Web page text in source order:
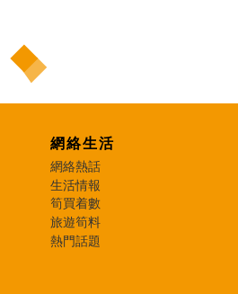
網絡生活
網絡熱話
生活情報
筍買着數
旅遊筍料
熱門話題